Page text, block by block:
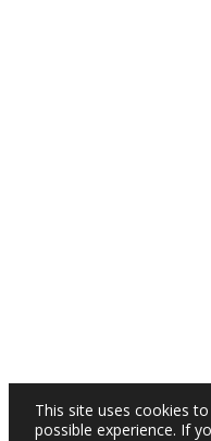
This site uses cookies
possible experience. If